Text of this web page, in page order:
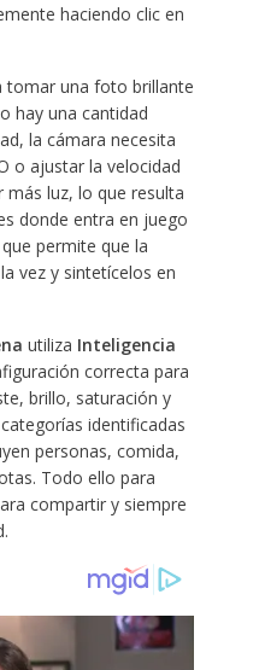
haciendo clic en
tomar una foto brillante
hay una cantidad
la cámara necesita
o ajustar la velocidad
luz, lo que resulta
donde entra en juego
permite que la
vez y sintetícelos en
utiliza Inteligencia
correcta para
brillo, saturación y
identificadas
personas, comida,
Todo ello para
compartir y siempre